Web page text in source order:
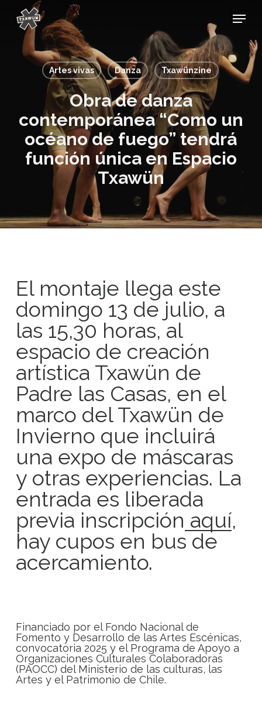
Skip
main
content
Menu
Artes vivas Danza Txawünzine
Obra de danza
contemporánea “Como un
océano de fuego” tendrá
función única en Espacio
Txawün
El montaje llega este
domingo 13 de julio, a
las 15,30 horas, al
espacio de creación
artística Txawün de
Padre las Casas, en el
marco del Txawün de
Invierno que incluirá
una expo de máscaras
y otras experiencias. La
entrada es liberada
previa inscripción aquí,
hay cupos en bus de
acercamiento.
Financiado por el Fondo Nacional de
Fomento y Desarrollo de las Artes Escénicas,
convocatoria 2025 y el Programa de Apoyo a
Organizaciones Culturales Colaboradoras
(PAOCC) del Ministerio de las culturas, las
Artes y el Patrimonio de Chile.